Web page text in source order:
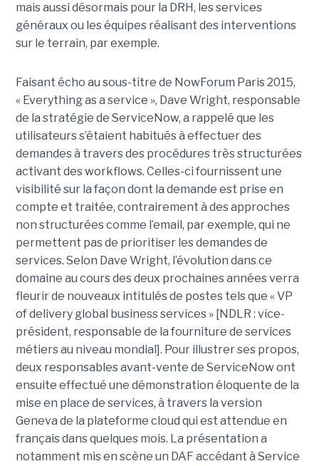
mais aussi désormais pour la DRH, les services
généraux ou les équipes réalisant des interventions
sur le terrain, par exemple.
Faisant écho au sous-titre de NowForum Paris 2015,
« Everything as a service », Dave Wright, responsable
de la stratégie de ServiceNow, a rappelé que les
utilisateurs s’étaient habitués à effectuer des
demandes à travers des procédures très structurées
activant des workflows. Celles-ci fournissent une
visibilité sur la façon dont la demande est prise en
compte et traitée, contrairement à des approches
non structurées comme l’email, par exemple, qui ne
permettent pas de prioritiser les demandes de
services. Selon Dave Wright, l’évolution dans ce
domaine au cours des deux prochaines années verra
fleurir de nouveaux intitulés de postes tels que « VP
of delivery global business services » [NDLR : vice-
président, responsable de la fourniture de services
métiers au niveau mondial]. Pour illustrer ses propos,
deux responsables avant-vente de ServiceNow ont
ensuite effectué une démonstration éloquente de la
mise en place de services, à travers la version
Geneva de la plateforme cloud qui est attendue en
français dans quelques mois. La présentation a
notamment mis en scène un DAF accédant à Service